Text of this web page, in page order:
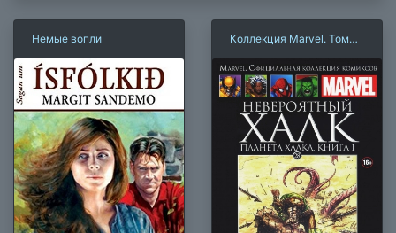
Немые вопли
Коллекция Marvel. Том
Планета Халка. Книга 1